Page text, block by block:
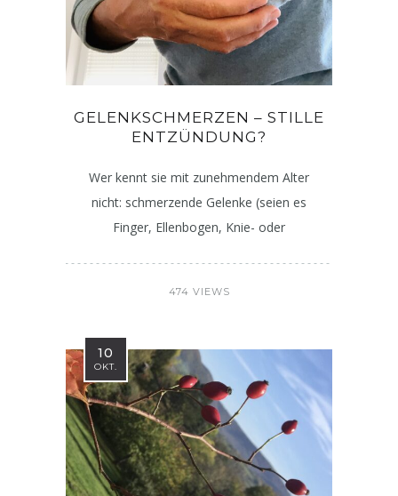
GELENKSCHMERZEN – STILLE
ENTZÜNDUNG?
Wer kennt sie mit zunehmendem Alter
nicht: schmerzende Gelenke (seien es
Finger, Ellenbogen, Knie- oder
474 VIEWS
10
OKT.